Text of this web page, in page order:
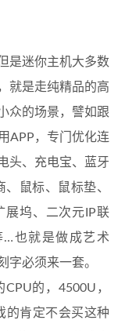
是迷你主机大多数
就是走纯精品的高
众的场景，譬如跟
APP，专门优化连
头、充电宝、蓝牙
鼠标、鼠标垫、
展坞、二次元IP联
…也就是做成艺术
字必须来一套。
的，4500U，
的肯定不会买这种